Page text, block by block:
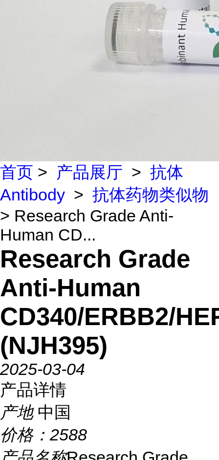
首页 > 产品展厅 > 抗体
Antibody > 抗体药物类似物
> Research Grade Anti-
Human CD...
Research Grade
Anti-Human
CD340/ERBB2/
(NJH395)
2025-03-04
产品详情
产地 中国
价格： 2588